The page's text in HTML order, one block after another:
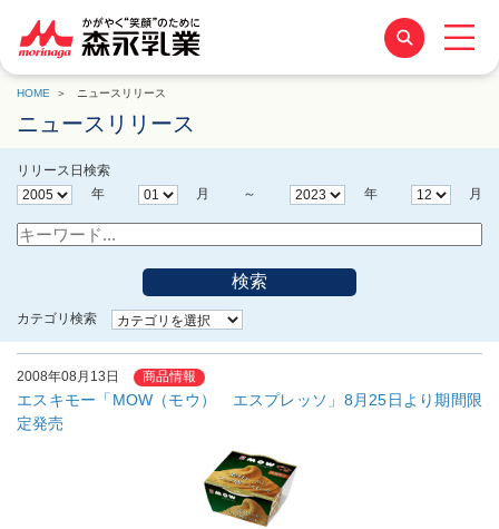
HOME ニュースリリース
ニュースリリース
リリース日検索
年
月 ～ 年 月
検索
カテゴリ検索
2008年08月13日 商品情報
エスキモー「MOW（モウ） エスプレッソ」8月25日より期間限
定発売